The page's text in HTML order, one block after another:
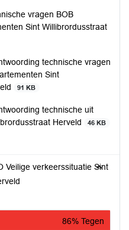
vragen BOB
Sint Willibrordusstraat
technische vragen
Sint
91 KB
technische uit
Herveld
46 KB
Veilige verkeerssituatie Sint
86% Tegen